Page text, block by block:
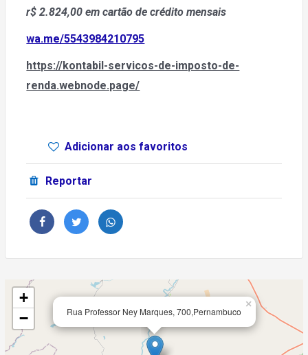
r$ 2.824,00 em cartão de crédito mensais
wa.me/5543984210795
https://kontabil-servicos-de-imposto-de-
renda.webnode.page/
Adicionar aos favoritos
Reportar
Rua Professor Ney Marques, 700,Pernambuco
×
+
−